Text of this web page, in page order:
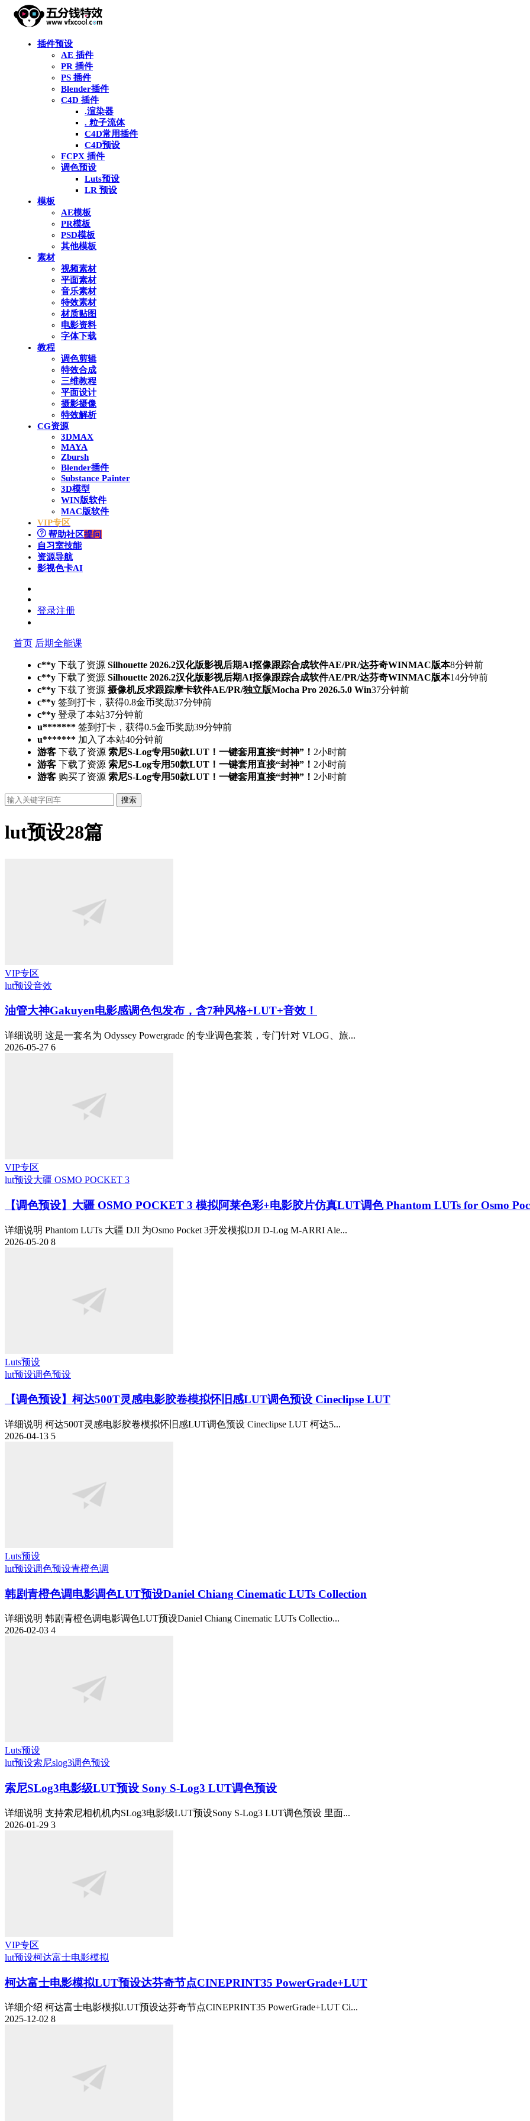
插件预设
AE 插件
PR 插件
PS 插件
Blender插件
C4D 插件
.渲染器
. 粒子流体
C4D常用插件
C4D预设
FCPX 插件
调色预设
Luts预设
LR 预设
模板
AE模板
PR模板
PSD模板
其他模板
素材
视频素材
平面素材
音乐素材
特效素材
材质贴图
电影资料
字体下载
教程
调色剪辑
特效合成
三维教程
平面设计
摄影摄像
特效解析
CG资源
3DMAX
MAYA
Zbursh
Blender插件
Substance Painter
3D模型
WIN版软件
MAC版软件
VIP专区
帮助社区提问
自习室技能
资源导航
影视色卡AI
登录注册
首页 后期全能课
c**y 下载了资源 Silhouette 2026.2汉化版影视后期AI抠像跟踪合成软件AE/PR/达芬奇WINMAC版本8分钟前
c**y 下载了资源 Silhouette 2026.2汉化版影视后期AI抠像跟踪合成软件AE/PR/达芬奇WINMAC版本14分钟前
c**y 下载了资源 摄像机反求跟踪摩卡软件AE/PR/独立版Mocha Pro 2026.5.0 Win37分钟前
c**y 签到打卡，获得0.8金币奖励37分钟前
c**y 登录了本站37分钟前
u******* 签到打卡，获得0.5金币奖励39分钟前
u******* 加入了本站40分钟前
游客 下载了资源 索尼S-Log专用50款LUT！一键套用直接“封神”！ 2小时前
游客 下载了资源 索尼S-Log专用50款LUT！一键套用直接“封神”！ 2小时前
游客 购买了资源 索尼S-Log专用50款LUT！一键套用直接“封神”！ 2小时前
搜索
lut预设28篇
VIP专区
lut预设音效
油管大神Gakuyen电影感调色包发布，含7种风格+LUT+音效！
详细说明 这是一套名为 Odyssey Powergrade 的专业调色套装，专门针对 VLOG、旅...
2026-05-27 6
VIP专区
lut预设大疆 OSMO POCKET 3
【调色预设】大疆 OSMO POCKET 3 模拟阿莱色彩+电影胶片仿真LUT调色 Phantom LUTs for Osmo
详细说明 Phantom LUTs 大疆 DJI 为Osmo Pocket 3开发模拟DJI D-Log M-ARRI Ale...
2026-05-20 8
Luts预设
lut预设调色预设
【调色预设】柯达500T灵感电影胶卷模拟怀旧感LUT调色预设 Cineclipse LUT
详细说明 柯达500T灵感电影胶卷模拟怀旧感LUT调色预设 Cineclipse LUT 柯达5...
2026-04-13 5
Luts预设
lut预设调色预设青橙色调
韩剧青橙色调电影调色LUT预设Daniel Chiang Cinematic LUTs Collection
详细说明 韩剧青橙色调电影调色LUT预设Daniel Chiang Cinematic LUTs Collectio...
2026-02-03 4
Luts预设
lut预设索尼slog3调色预设
索尼SLog3电影级LUT预设 Sony S-Log3 LUT调色预设
详细说明 支持索尼相机机内SLog3电影级LUT预设Sony S-Log3 LUT调色预设 里面...
2026-01-29 3
VIP专区
lut预设柯达富士电影模拟
柯达富士电影模拟LUT预设达芬奇节点CINEPRINT35 PowerGrade+LUT
详细介绍 柯达富士电影模拟LUT预设达芬奇节点CINEPRINT35 PowerGrade+LUT Ci...
2025-12-02 8